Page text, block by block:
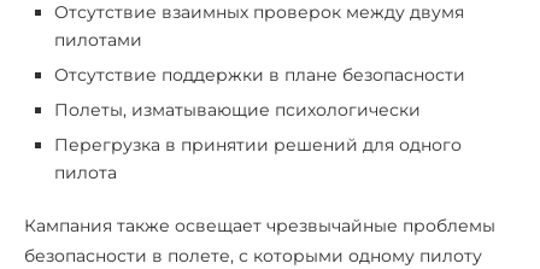
Отсутствие взаимных проверок между двумя
пилотами
Отсутствие поддержки в плане безопасности
Полеты, изматывающие психологически
Перегрузка в принятии решений для одного
пилота
Кампания также освещает чрезвычайные проблемы
безопасности в полете, с которыми одному пилоту